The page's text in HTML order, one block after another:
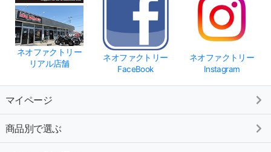
ネオファクトリー
リアル店舗
ネオファクトリー
FaceBook
ネオファクトリー
Instagram
マイページ
商品別で選ぶ